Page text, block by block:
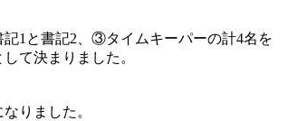
1と書記2、③タイムキーパーの計4名を
て決まりました。
りました。